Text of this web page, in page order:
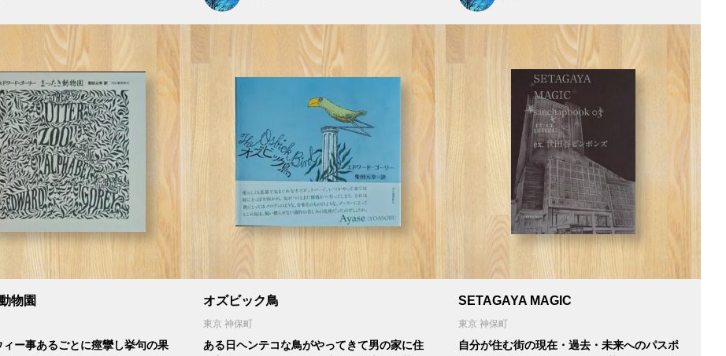
物園
ィー事あるごとに痙攣し挙句の果
オズビック鳥
東京 神保町
ある日ヘンテコな鳥がやってきて男の家に住
SETAGAYA MAGIC
東京 神保町
自分が住む街の現在・過去・未来へのパスポ